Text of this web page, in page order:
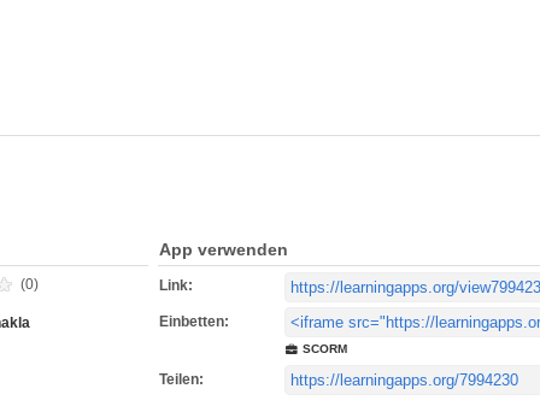
(0)
App verwenden
Link:
Einbetten:
SCORM
Teilen: